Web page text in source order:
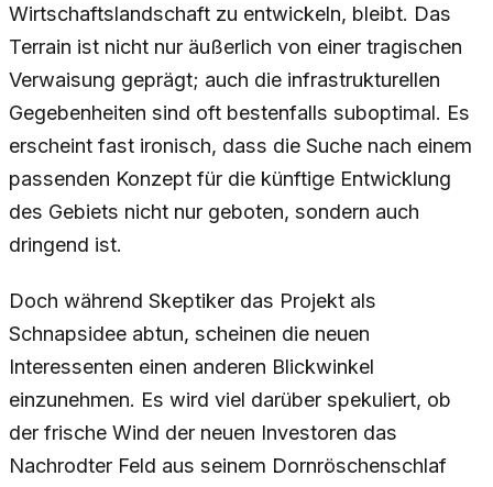
Wirtschaftslandschaft zu entwickeln, bleibt. Das
Terrain ist nicht nur äußerlich von einer tragischen
Verwaisung geprägt; auch die infrastrukturellen
Gegebenheiten sind oft bestenfalls suboptimal. Es
erscheint fast ironisch, dass die Suche nach einem
passenden Konzept für die künftige Entwicklung
des Gebiets nicht nur geboten, sondern auch
dringend ist.
Doch während Skeptiker das Projekt als
Schnapsidee abtun, scheinen die neuen
Interessenten einen anderen Blickwinkel
einzunehmen. Es wird viel darüber spekuliert, ob
der frische Wind der neuen Investoren das
Nachrodter Feld aus seinem Dornröschenschlaf